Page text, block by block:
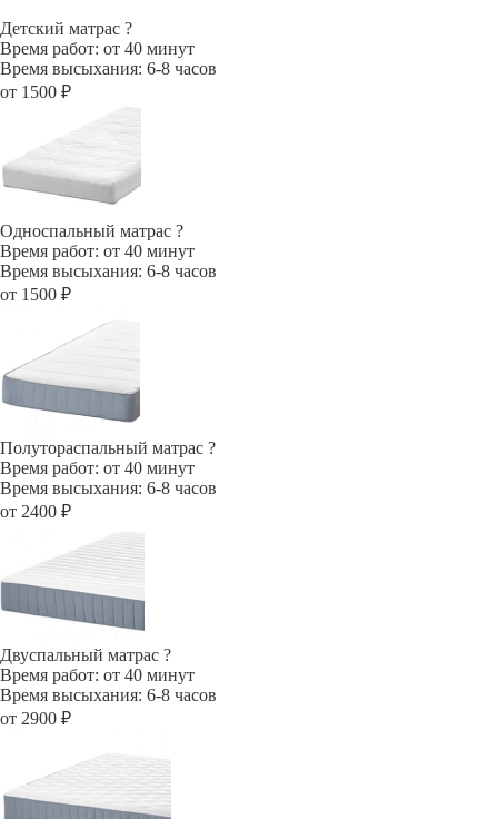
Детский матрас ?
Время работ: от 40 минут
Время высыхания: 6-8 часов
от 1500 ₽
Односпальный матрас ?
Время работ: от 40 минут
Время высыхания: 6-8 часов
от 1500 ₽
Полутораспальный матрас ?
Время работ: от 40 минут
Время высыхания: 6-8 часов
от 2400 ₽
Двуспальный матрас ?
Время работ: от 40 минут
Время высыхания: 6-8 часов
от 2900 ₽